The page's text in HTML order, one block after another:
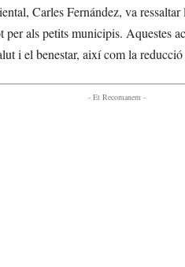
Carles Fernández, va
als petits municipis. Aquestes
i el benestar, així com la reducció
- Et Recomanem -